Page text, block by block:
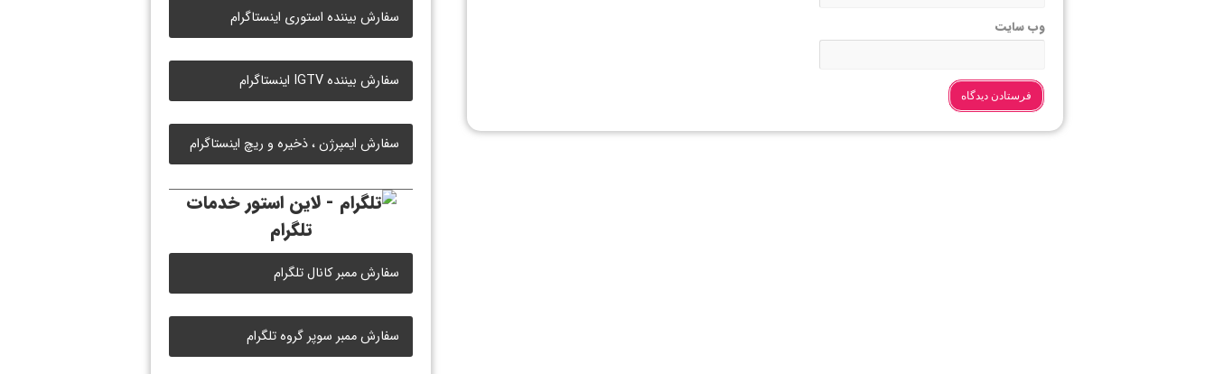
وب‌ سایت سفارش بیننده استوری اینستاگرام
سفارش بیننده IGTV اینستاگرام
سفارش ایمپرژن ، ذخیره و ریچ اینستاگرام
خدمات
تلگرام
سفارش ممبر کانال تلگرام
سفارش ممبر سوپر گروه تلگرام